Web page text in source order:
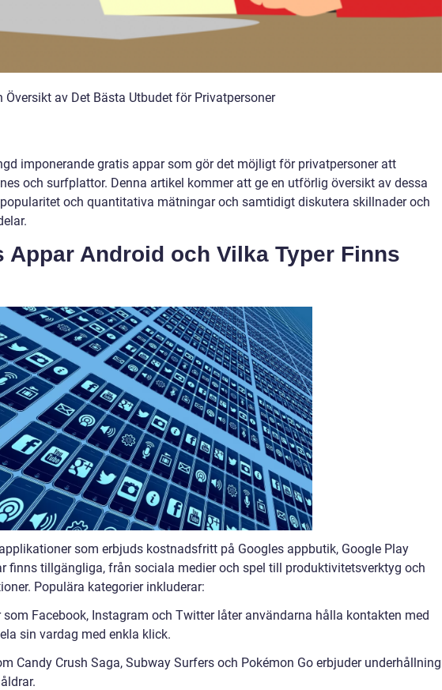
Översikt av Det Bästa Utbudet för Privatpersoner
imponerande gratis appar som gör det möjligt för privatpersoner att
och surfplattor. Denna artikel kommer att ge en utförlig översikt av dessa
popularitet och quantitativa mätningar och samtidigt diskutera skillnader och
Appar Android och Vilka Typer Finns
som erbjuds kostnadsfritt på Googles appbutik, Google Play
finns tillgängliga, från sociala medier och spel till produktivitetsverktyg och
Populära kategorier inkluderar:
Facebook, Instagram och Twitter låter användarna hålla kontakten med
sin vardag med enkla klick.
Candy Crush Saga, Subway Surfers och Pokémon Go erbjuder underhållning